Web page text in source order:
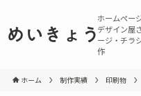
めいきょう
ホームペー
デザイン屋
ージ・チラ
作
ホーム 制作実績 印刷物